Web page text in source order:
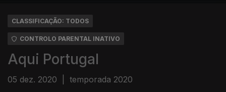
CLASSIFICAÇÃO: TODOS
CONTROLO PARENTAL INATIVO
Aqui Portugal
05 dez. 2020 temporada 2020